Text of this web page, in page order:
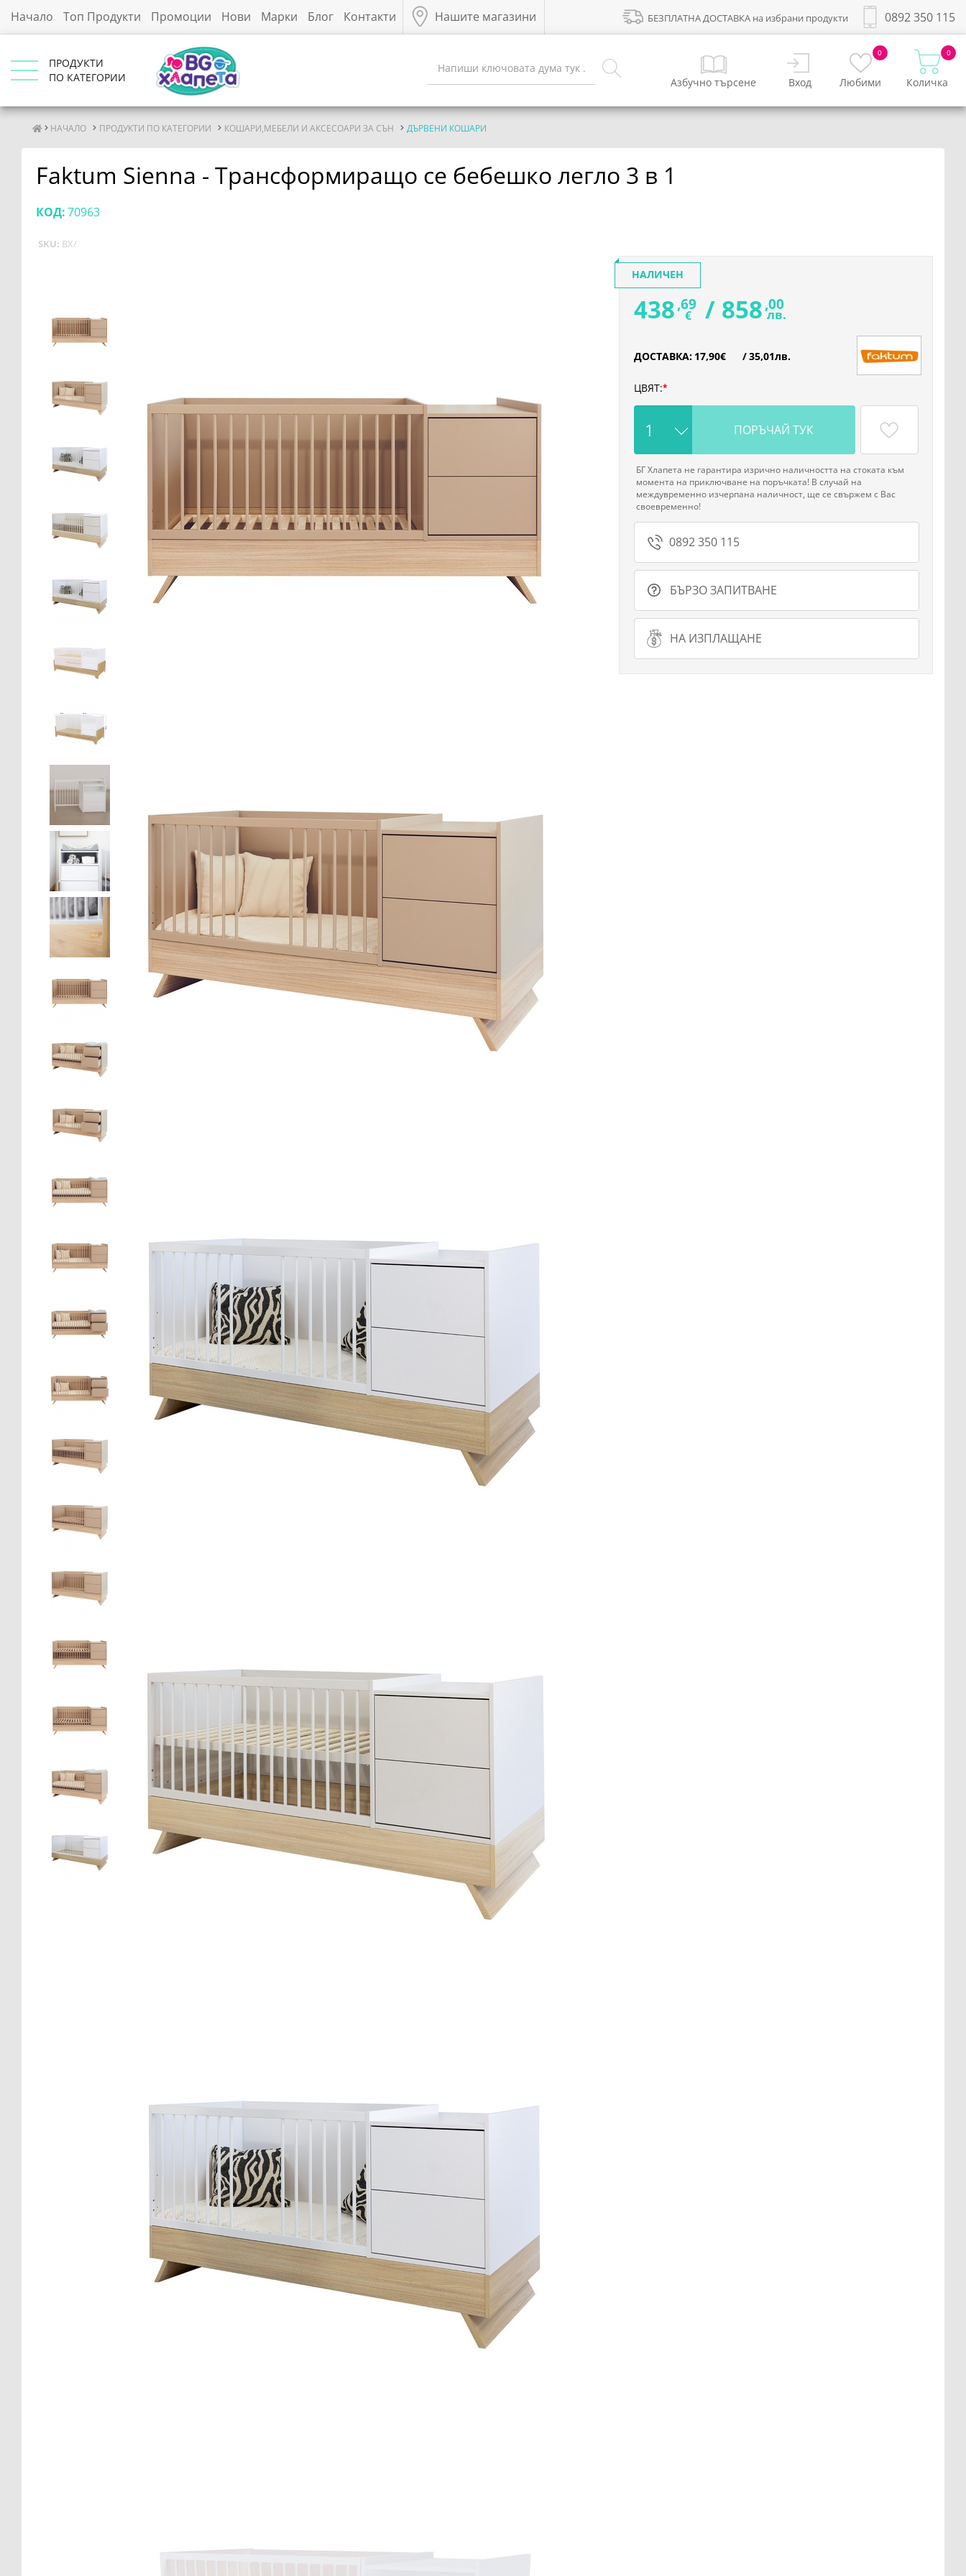
Начало Топ Продукти Промоции Нови Марки Блог Контакти Нашите магазини 0892 350 115
БЕЗПЛАТНА ДОСТАВКА на избрани продукти
ПРОДУКТИ
ПО КАТЕГОРИИ
Азбучно търсене Вход
0
Любими
0
Количка
НАЧАЛО ПРОДУКТИ ПО КАТЕГОРИИ КОШАРИ,МЕБЕЛИ И АКСЕСОАРИ ЗА СЪН ДЪРВЕНИ КОШАРИ
Faktum Sienna - Трансформиращо се бебешко легло 3 в 1
КОД:70963
SKU: BX/
НАЛИЧЕН
438,69
€ / 858,00
лв.
ДОСТАВКА: 17,90€ /35,01лв.
ЦВЯТ:
ПОРЪЧАЙ ТУК
БГ Хлапета не гарантира изрично наличността на стоката към
момента на приключване на поръчката! В случай на
междувременно изчерпана наличност, ще се свържем с Вас
своевременно!
0892 350 115
БЪРЗО ЗАПИТВАНЕ
НА ИЗПЛАЩАНЕ